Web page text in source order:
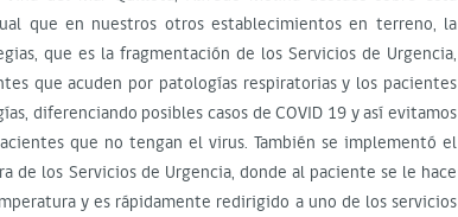
que en nuestros otros establecimientos en terreno, la
que es la fragmentación de los Servicios de Urgencia,
que acuden por patologías respiratorias y los pacientes
diferenciando posibles casos de COVID 19 y así evitamos
que no tengan el virus. También se implementó el
de los Servicios de Urgencia, donde al paciente se le hace
y es rápidamente redirigido a uno de los servicios